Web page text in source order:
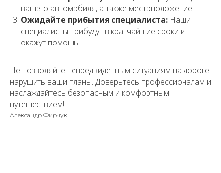
вашего автомобиля, а также местоположение.
Ожидайте прибытия специалиста: Наши
специалисты прибудут в кратчайшие сроки и
окажут помощь.
Не позволяйте непредвиденным ситуациям на дороге
нарушить ваши планы. Доверьтесь профессионалам и
наслаждайтесь безопасным и комфортным
путешествием!
Александр Фирчук